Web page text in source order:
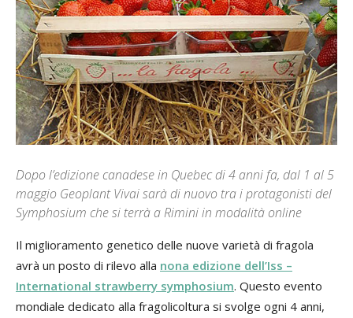
Dopo l’edizione canadese in Quebec di 4 anni fa, dal 1 al 5
maggio Geoplant Vivai sarà di nuovo tra i protagonisti del
Symphosium che si terrà a Rimini in modalità online
Il miglioramento genetico delle nuove varietà di fragola
avrà un posto di rilevo alla nona edizione dell’Iss –
International strawberry symphosium. Questo evento
mondiale dedicato alla fragolicoltura si svolge ogni 4 anni,